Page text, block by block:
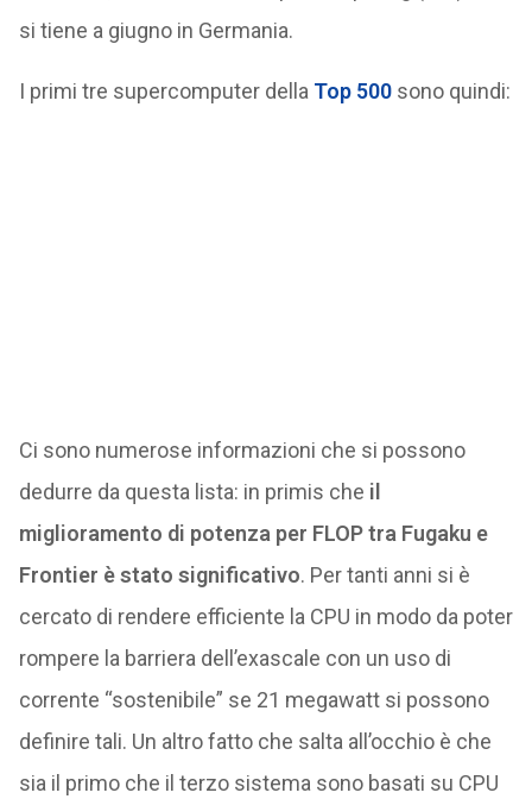
si tiene a giugno in Germania.
I primi tre supercomputer della Top 500sono quindi:
Ci sono numerose informazioni che si possono
dedurre da questa lista: in primis che il
miglioramento di potenza per FLOP tra Fugaku e
Frontier è stato significativo. Per tanti anni si è
cercato di rendere efficiente la CPU in modo da poter
rompere la barriera dell’exascale con un uso di
corrente “sostenibile” se 21 megawatt si possono
definire tali. Un altro fatto che salta all’occhio è che
sia il primo che il terzo sistema sono basati su CPU